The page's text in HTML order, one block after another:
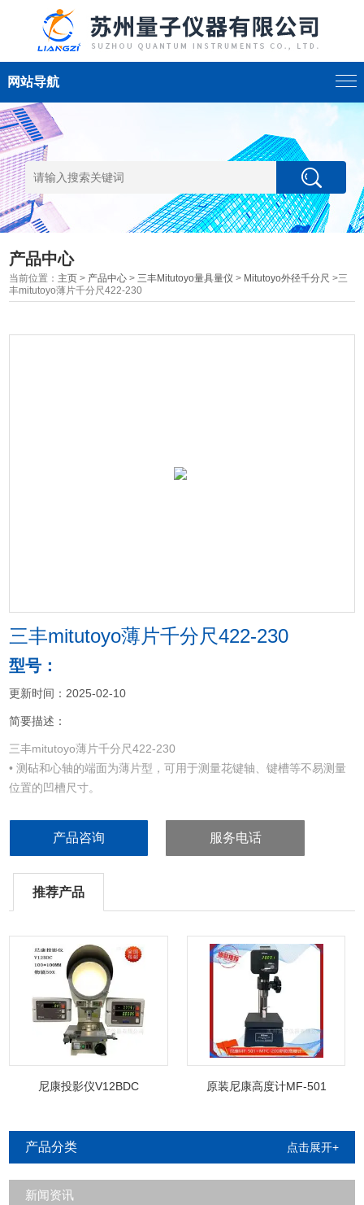
网站导航
产品中心
当前位置： 主页 > 产品中心 >三丰Mitutoyo量具量仪 > Mitutoyo外径千分尺 >三
丰mitutoyo薄片千分尺422-230
三丰mitutoyo薄片千分尺422-230
型号：
更新时间：2025-02-10
简要描述：
三丰mitutoyo薄片千分尺422-230
• 测砧和心轴的端面为薄片型，可用于测量花键轴、键槽等不易测量
位置的凹槽尺寸。
产品咨询 服务电话
推荐产品
尼康投影仪V12BDC 原装尼康高度计MF-501
产品分类 点击展开+
新闻资讯